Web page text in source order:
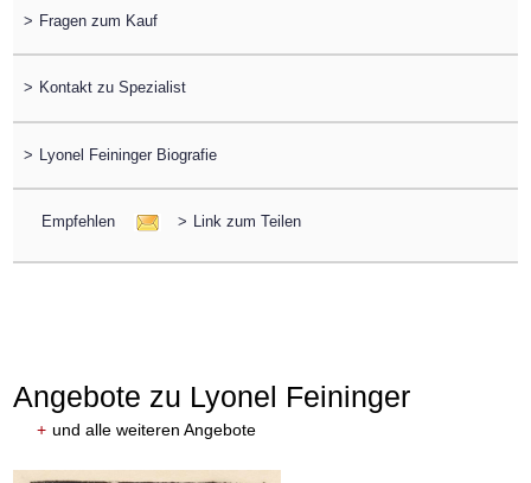
> Fragen zum Kauf
> Kontakt zu Spezialist
> Lyonel Feininger Biografie
Empfehlen > Link zum Teilen
Angebote zu Lyonel Feininger
+ und alle weiteren Angebote